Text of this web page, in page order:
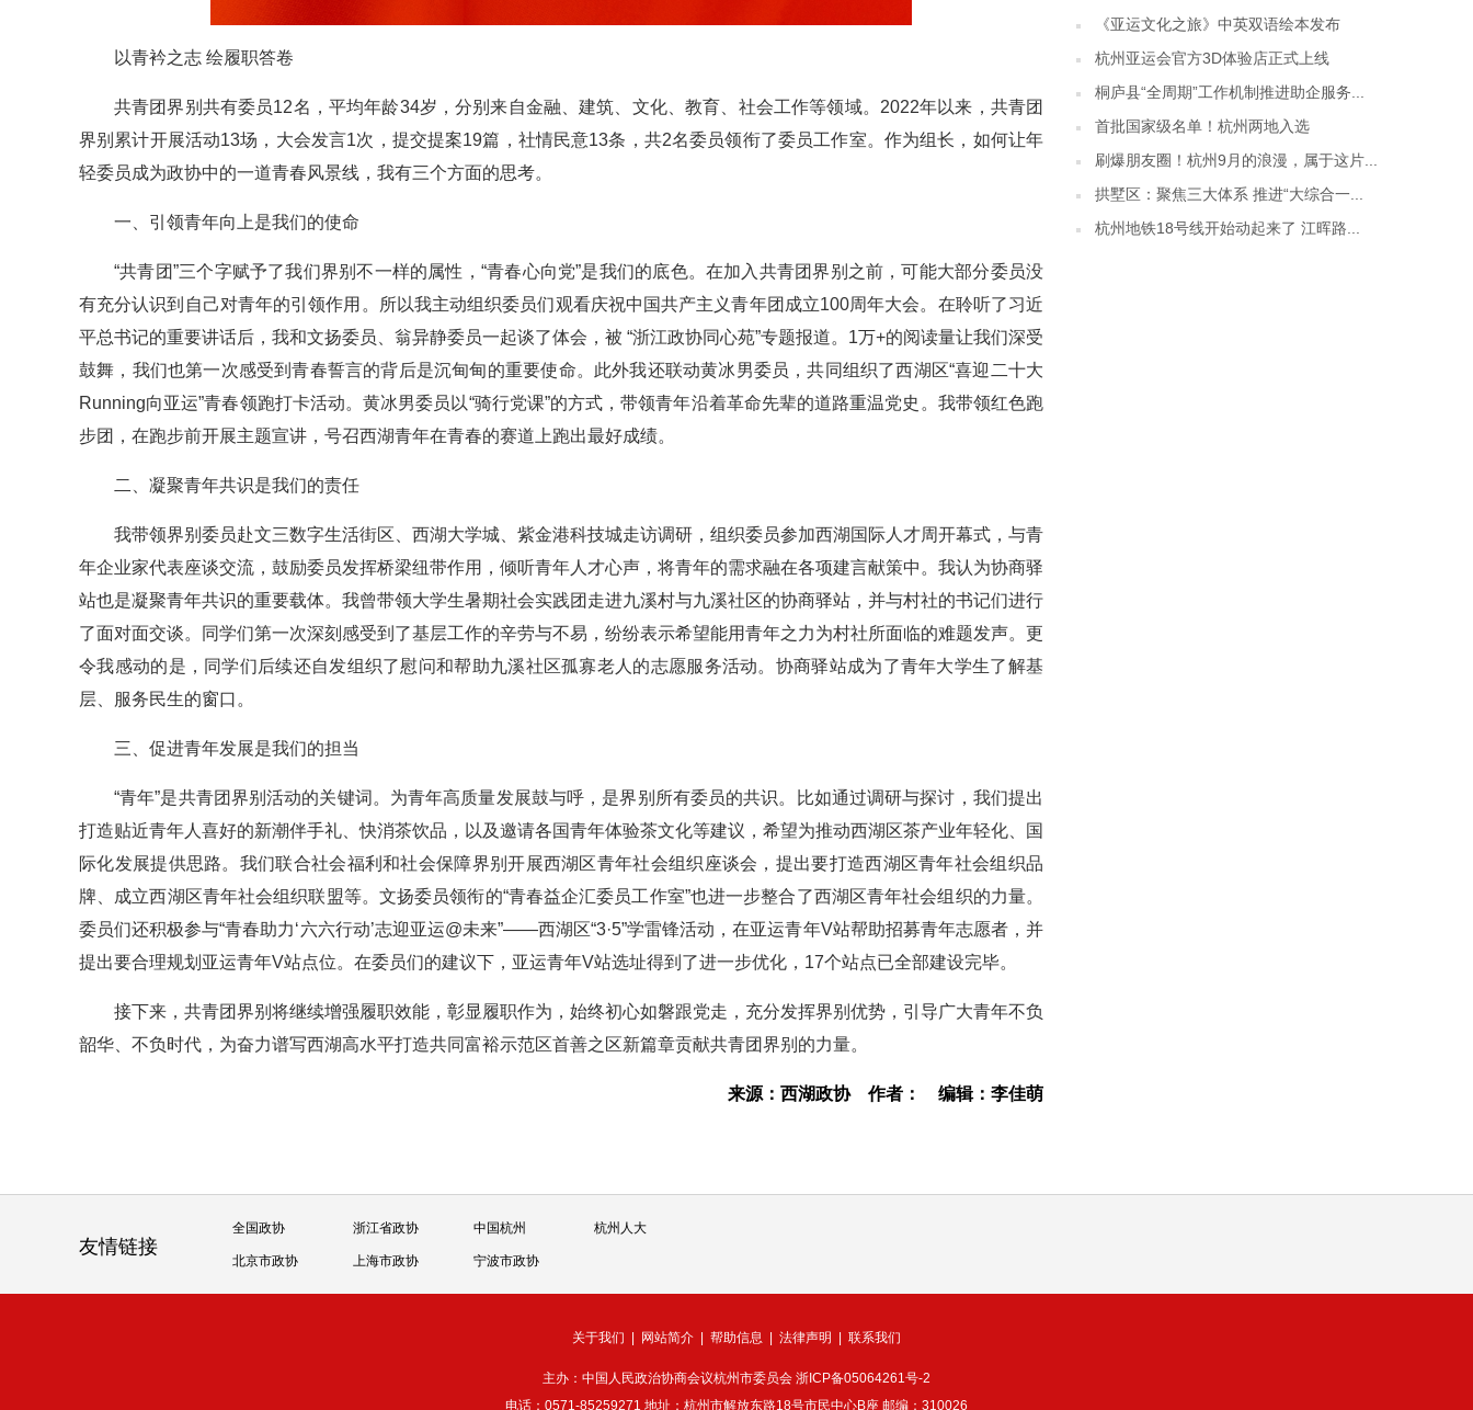
以青衿之志 绘履职答卷
共青团界别共有委员12名，平均年龄34岁，分别来自金融、建筑、文化、教育、社会工作等领域。2022年以来，共青团
界别累计开展活动13场，大会发言1次，提交提案19篇，社情民意13条，共2名委员领衔了委员工作室。作为组长，如何让年
轻委员成为政协中的一道青春风景线，我有三个方面的思考。
一、引领青年向上是我们的使命
“共青团”三个字赋予了我们界别不一样的属性，“青春心向党”是我们的底色。在加入共青团界别之前，可能大部分委员没
有充分认识到自己对青年的引领作用。所以我主动组织委员们观看庆祝中国共产主义青年团成立100周年大会。在聆听了习近
平总书记的重要讲话后，我和文扬委员、翁异静委员一起谈了体会，被 “浙江政协同心苑”专题报道。1万+的阅读量让我们深受
鼓舞，我们也第一次感受到青春誓言的背后是沉甸甸的重要使命。此外我还联动黄冰男委员，共同组织了西湖区“喜迎二十大
Running向亚运”青春领跑打卡活动。黄冰男委员以“骑行党课”的方式，带领青年沿着革命先辈的道路重温党史。我带领红色跑
步团，在跑步前开展主题宣讲，号召西湖青年在青春的赛道上跑出最好成绩。
二、凝聚青年共识是我们的责任
我带领界别委员赴文三数字生活街区、西湖大学城、紫金港科技城走访调研，组织委员参加西湖国际人才周开幕式，与青
年企业家代表座谈交流，鼓励委员发挥桥梁纽带作用，倾听青年人才心声，将青年的需求融在各项建言献策中。我认为协商驿
站也是凝聚青年共识的重要载体。我曾带领大学生暑期社会实践团走进九溪村与九溪社区的协商驿站，并与村社的书记们进行
了面对面交谈。同学们第一次深刻感受到了基层工作的辛劳与不易，纷纷表示希望能用青年之力为村社所面临的难题发声。更
令我感动的是，同学们后续还自发组织了慰问和帮助九溪社区孤寡老人的志愿服务活动。协商驿站成为了青年大学生了解基
层、服务民生的窗口。
三、促进青年发展是我们的担当
“青年”是共青团界别活动的关键词。为青年高质量发展鼓与呼，是界别所有委员的共识。比如通过调研与探讨，我们提出
打造贴近青年人喜好的新潮伴手礼、快消茶饮品，以及邀请各国青年体验茶文化等建议，希望为推动西湖区茶产业年轻化、国
际化发展提供思路。我们联合社会福利和社会保障界别开展西湖区青年社会组织座谈会，提出要打造西湖区青年社会组织品
牌、成立西湖区青年社会组织联盟等。文扬委员领衔的“青春益企汇委员工作室”也进一步整合了西湖区青年社会组织的力量。
委员们还积极参与“青春助力‘六六行动’志迎亚运@未来”——西湖区“3·5”学雷锋活动，在亚运青年V站帮助招募青年志愿者，并
提出要合理规划亚运青年V站点位。在委员们的建议下，亚运青年V站选址得到了进一步优化，17个站点已全部建设完毕。
接下来，共青团界别将继续增强履职效能，彰显履职作为，始终初心如磐跟党走，充分发挥界别优势，引导广大青年不负
韶华、不负时代，为奋力谱写西湖高水平打造共同富裕示范区首善之区新篇章贡献共青团界别的力量。
来源：西湖政协 作者： 编辑：李佳萌
《亚运文化之旅》中英双语绘本发布
杭州亚运会官方3D体验店正式上线
桐庐县“全周期”工作机制推进助企服务...
首批国家级名单！杭州两地入选
刷爆朋友圈！杭州9月的浪漫，属于这片...
拱墅区：聚焦三大体系 推进“大综合一...
杭州地铁18号线开始动起来了 江晖路...
友情链接
全国政协 浙江省政协 中国杭州 杭州人大
北京市政协 上海市政协 宁波市政协
关于我们 网站简介 帮助信息 法律声明 联系我们
主办：中国人民政治协商会议杭州市委员会 浙ICP备05064261号-2
电话：0571-85259271 地址：杭州市解放东路18号市民中心B座 邮编：310026